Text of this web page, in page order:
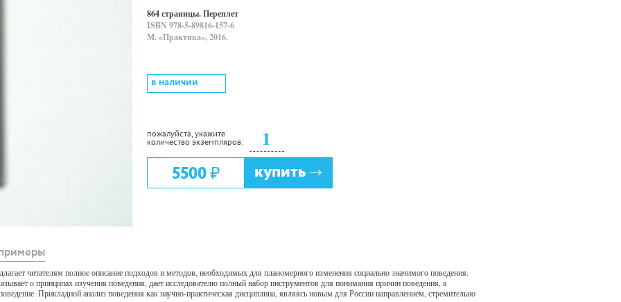
864 страницы. Переплет
ISBN 978-5-89816-157-6
М. «Практика», 2016.
в наличии
пожалуйста, укажите
количество экземпляров:
5500₷ купить
читателям полное описание подходов и методов, необходимых для планомерного изменения социально значимого поведения.
о принципах изучения поведения, дает исследователю полный набор инструментов для понимания причин поведения, а
Прикладной анализ поведения как научно-практическая дисциплина, являясь новым для России направлением, стремительно